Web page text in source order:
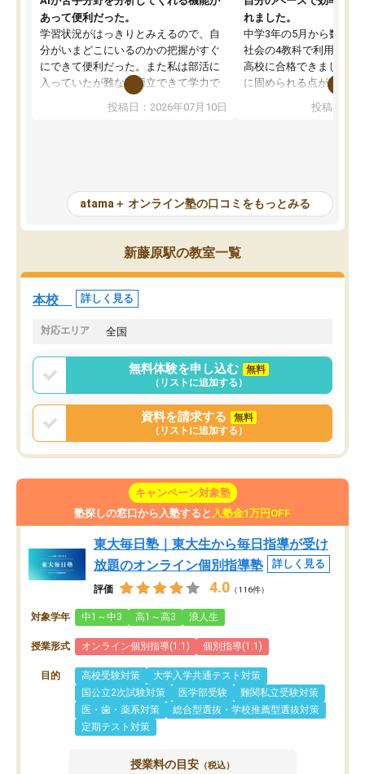
あって便利だった。
学習状況がはっきりとみえるので、自
分がいまどこにいるのかの把握がすぐ
にできて便利だった。また私は部活に
入っていたが難なく両立できて学力で
も部活でも結果を残すことができてよ
かった。また問題演習の際に、自分が
が、自分で自分の管理ができない人に
とっては難しい部分もあるのではない
かと思った。
投稿日：2026年07月10日
れました。
中学3年の5月から数学・
社会の4教科で利用し、
高校に合格できました。
に固められる点が魅力で
項目のおかげで、手軽
元数が可視化されるので
しながら意欲的に取り組
常に効果を実感している
すめできる塾です。
投稿日：
atama＋ オンライン塾の口コミをもっとみる
新藤原駅の教室一覧
本校 詳しく見る
対応エリア 全国
無料体験を申し込む
無料
（リストに追加する）
資料を請求する
無料
（リストに追加する）
キャンペーン対象塾
塾探しの窓口から入塾すると 入塾金1万円OFF
東大毎日塾｜東大生から毎日指導が受け
放題のオンライン個別指導塾
詳しく見る
評価 4.0 （116件）
対象学年 中1～中3 高1～高3 浪人生
授業形式 オンライン個別指導(1:1) 個別指導(1:1)
目的 高校受験対策
大学入学共通テスト対策
国公立2次試験対策
医学部受験
難関私立受験対策
医・歯・薬系対策
総合型選抜・学校推薦型選抜対策
定期テスト対策
授業料の目安 （税込）